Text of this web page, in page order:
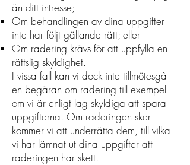
än ditt intresse;
Om behandlingen av dina uppgifter
inte har följt gällande rätt; eller
Om radering krävs för att uppfylla en
rättslig skyldighet.
I vissa fall kan vi dock inte tillmötesgå
en begäran om radering till exempel
om vi är enligt lag skyldiga att spara
uppgifterna. Om raderingen sker
kommer vi att underrätta dem, till vilka
vi har lämnat ut dina uppgifter att
raderingen har skett.